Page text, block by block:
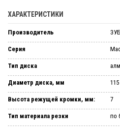
ХАРАКТЕРИСТИКИ
Производитель
Серия
Тип диска
Диаметр диска, мм 115
Высота режущей кромки, мм: 7
Тип материала резки по